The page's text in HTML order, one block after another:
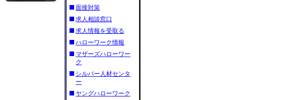
面接対策
求人相談窓口
求人情報を受取る
ハローワーク情報
マザーズハローワー
ク
シルバー人材センタ
ー
ヤングハローワーク